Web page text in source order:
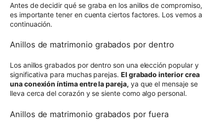
Antes de decidir qué se graba en los anillos de compromiso,
es importante tener en cuenta ciertos factores. Los vemos a
continuación.
Anillos de matrimonio grabados por dentro
Los anillos grabados por dentro son una elección popular y
significativa para muchas parejas. El grabado interior crea
una conexión íntima entre la pareja, ya que el mensaje se
lleva cerca del corazón y se siente como algo personal.
Anillos de matrimonio grabados por fuera